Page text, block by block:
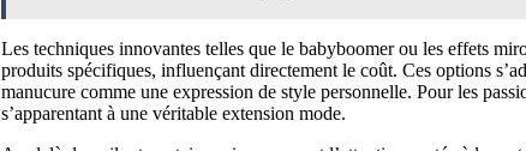
Les techniques innovantes telles que le babyboomer ou les effets
produits spécifiques, influençant directement le coût. Ces options
manucure comme une expression de style personnelle. Pour les
s’apparentant à une véritable extension mode.